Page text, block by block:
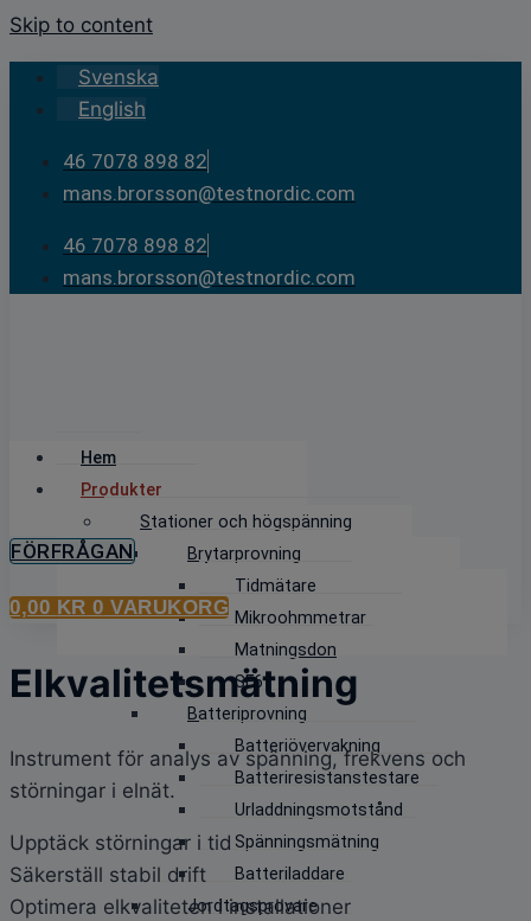
Skip to content
Svenska
English
46 7078 898 82
mans.brorsson@testnordic.com
46 7078 898 82
mans.brorsson@testnordic.com
Hem
Produkter
Stationer och högspänning
Brytarprovning
Tidmätare
Mikroohmmetrar
Matningsdon
SF6
Batteriprovning
Batteriövervakning
Batteriresistanstestare
Urladdningsmotstånd
Spänningsmätning
Batteriladdare
Jordtagsprovare
FÖRFRÅGAN
0,00 KR 0 VARUKORG
Elkvalitetsmätning
Instrument för analys av spänning, frekvens och
störningar i elnät.
Upptäck störningar i tid
Säkerställ stabil drift
Optimera elkvaliteten i installationer